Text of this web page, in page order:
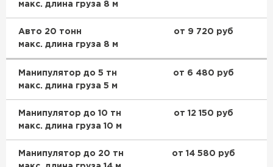
макс. длина груза 8 м
Авто 20 тонн
макс. длина груза 8 м
от 9 720 руб
Манипулятор до 5 тн
макс. длина груза 5 м
от 6 480 руб
Манипулятор до 10 тн
макс. длина груза 10 м
от 12 150 руб
Манипулятор до 20 тн
от 14 580 руб
Рулонная кровля Брит
ПЕРЕЙТИ